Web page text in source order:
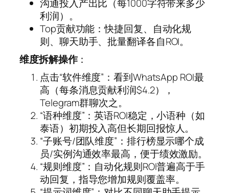
沟通投入产出比（每1000字符带来多少
利润）。
Top贡献功能：快捷回复、自动化规
则、聊天助手、批量翻译各自ROI。
维度拆解操作：
点击“软件维度”：看到WhatsApp ROI最
高（每条消息贡献利润$4.2），
Telegram群聊次之。
“语种维度”：英语ROI稳定，小语种（如
泰语）初期投入高但长期回报惊人。
“子账号/团队维度”：排行榜显示哪个成
员/实例沟通效率最高，便于绩效激励。
“规则维度”：自动化规则ROI普遍高于手
动回复，指导您增加规则覆盖率。